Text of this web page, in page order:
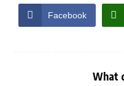
Facebook
What